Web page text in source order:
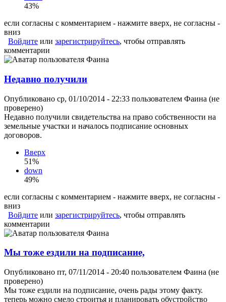
43%
если согласны с комментарием - нажмите вверх, не согласны -
вниз
Войдите или зарегистрируйтесь, чтобы отправлять
комментарии
Недавно получили
Опубликовано ср, 01/10/2014 - 22:33 пользователем Фаина (не
проверено)
Недавно получили свидетельства на право собственности на
земельные участки и началось подписание основных
договоров.
Вверх
51%
down
49%
если согласны с комментарием - нажмите вверх, не согласны -
вниз
Войдите или зарегистрируйтесь, чтобы отправлять
комментарии
Мы тоже ездили на подписание,
Опубликовано пт, 07/11/2014 - 20:40 пользователем Фаина (не
проверено)
Мы тоже ездили на подписание, очень рады этому факту.
теперь можно смело строитья и планировать обустройство